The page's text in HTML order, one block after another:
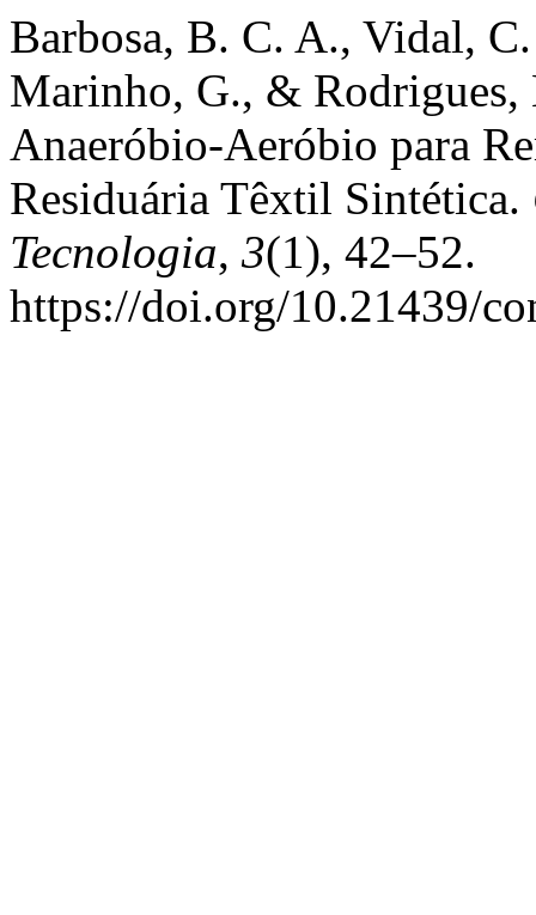
Barbosa, B. C. A., Vidal,
Marinho, G., &
Anaeróbio-Aeróbio para
Residuária Têxtil Sintética.
Tecnologia, 3(1), 42–52.
https://doi.org/10.21439/